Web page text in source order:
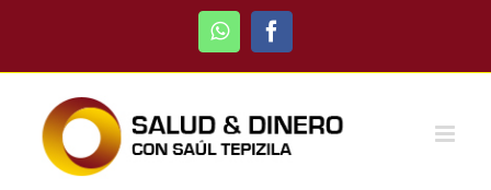
WhatsAppFacebook